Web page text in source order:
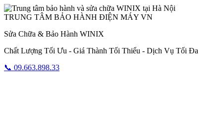
TRUNG TÂM BẢO HÀNH ĐIỆN MÁY VN
Sửa Chữa & Bảo Hành WINIX
Chất Lượng Tối Ưu - Giá Thành Tối Thiểu - Dịch Vụ Tối Đa
📞 09.663.898.33